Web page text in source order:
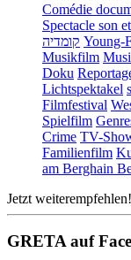
Comédie
Spectacle son
קומדיה Young-
Musikfilm
Doku
Lichtspektakel
Filmfestival
Spielfilm
Crime TV-
Familienfilm
am Berghain
Jetzt weiterempfehlen!
GRETA auf